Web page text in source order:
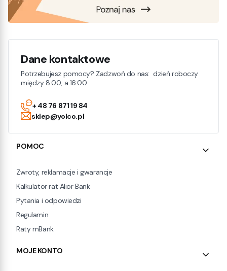
Dane kontaktowe
Potrzebujesz pomocy? Zadzwoń do nas: dzień roboczy
między 8:00, a 16:00
+ 48 76 871 19 84
sklep@yolco.pl
Linki w stopce
POMOC
Zwroty, reklamacje i gwarancje
Kalkulator rat Alior Bank
Pytania i odpowiedzi
Regulamin
Raty mBank
MOJE KONTO